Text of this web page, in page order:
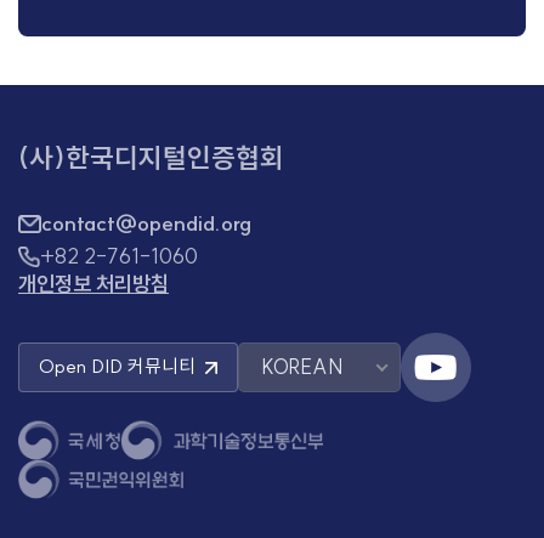
(사)한국디지털인증협회
contact@opendid.org
+82 2-761-1060
개인정보 처리방침
Open DID 커뮤니티 KOREAN